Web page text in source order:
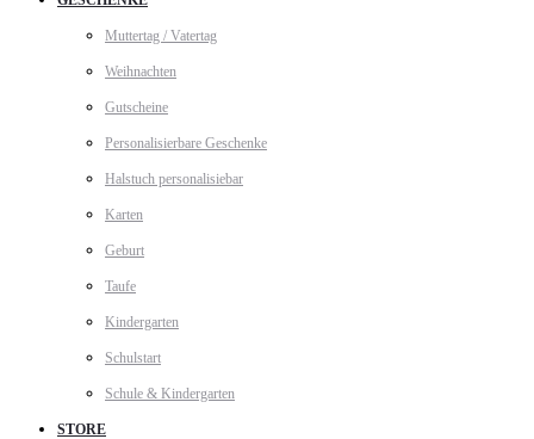
Muttertag / Vatertag
Weihnachten
Gutscheine
Personalisierbare Geschenke
Halstuch personalisiebar
Karten
Geburt
Taufe
Kindergarten
Schulstart
Schule & Kindergarten
STORE